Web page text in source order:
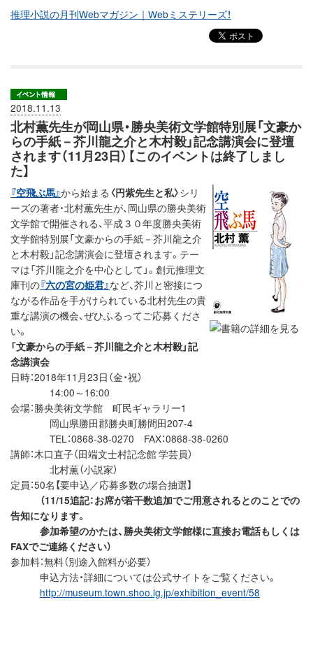
推理小説の月刊Webマガジン｜Webミステリーズ！
2018.11.13
北村薫先生が岡山県・勝央美術文学館特別展「文豪か
らの手紙－芥川龍之介と木村毅」記念講演会に登壇
されます（11月23日）【このイベントは終了しまし
た】
『空飛ぶ馬』から始まる 〈円紫先生と私〉シリ
ーズの著者・北村薫先生が、岡山県の勝央美術
文学館で開催される、平成３０年度勝央美術
文学館特別展「文豪からの手紙－芥川龍之介
と木村毅」記念講演会に登壇されます。テー
マは「芥川龍之介を中心として」。創元推理文
庫刊の『六の宮の姫君』など、芥川と密接につ
ながる作品を手がけられている北村先生の貴
重な講演の機会、ぜひふるってご応募くださ
い。
「文豪からの手紙－芥川龍之介と木村毅」記
念講演会
日時：2018年11月23日（金・祝）
14:00～16:00
会場：勝央美術文学館 町民ギャラリー1
岡山県勝田郡勝央町勝間田207-4
TEL：0868-38-0270 FAX：0868-38-0260
講師：木口直子（田端文士村記念館 学芸員）
北村薫（小説家）
定員：50名【要申込／応募多数の場合抽選】
（11/15追記：お席が若干数追加でご用意されるとのことでの
告知になります。
参加希望のかたは、勝央美術文学館様に直接お電話もしくは
FAXでご連絡ください）
参加料：無料（別途入館料が必要）
申込方法・詳細については公式サイトをご覧ください。
http://museum.town.shoo.lg.jp/exhibition_event/58